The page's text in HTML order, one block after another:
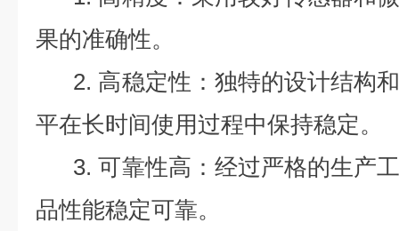
果的准确性。
2. 高稳定性：独特的设计结构
平在长时间使用过程中保持稳定。
3. 可靠性高：经过严格的生产
品性能稳定可靠。